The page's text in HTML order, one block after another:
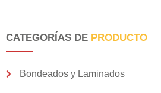
CATEGORÍAS DE PRODUCTO
Bondeados y Laminados